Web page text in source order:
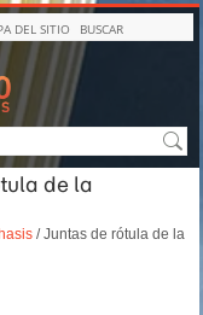
DEL SITIO BUSCAR
de la
/ Juntas de rótula de la